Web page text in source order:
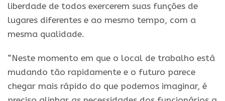
liberdade de todos exercerem suas funções de
lugares diferentes e ao mesmo tempo, com a
mesma qualidade.
“Neste momento em que o local de trabalho está
mudando tão rapidamente e o futuro parece
chegar mais rápido do que podemos imaginar, é